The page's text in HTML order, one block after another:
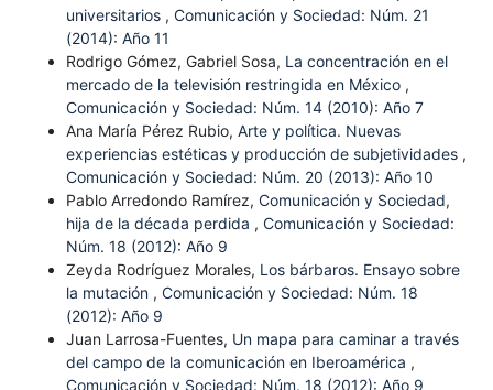
universitarios , Comunicación y Sociedad: Núm. 21
(2014): Año 11
Rodrigo Gómez, Gabriel Sosa, La concentración en el
mercado de la televisión restringida en México ,
Comunicación y Sociedad: Núm. 14 (2010): Año 7
Ana María Pérez Rubio, Arte y política. Nuevas
experiencias estéticas y producción de subjetividades ,
Comunicación y Sociedad: Núm. 20 (2013): Año 10
Pablo Arredondo Ramírez, Comunicación y Sociedad,
hija de la década perdida , Comunicación y Sociedad:
Núm. 18 (2012): Año 9
Zeyda Rodríguez Morales, Los bárbaros. Ensayo sobre
la mutación , Comunicación y Sociedad: Núm. 18
(2012): Año 9
Juan Larrosa-Fuentes, Un mapa para caminar a través
del campo de la comunicación en Iberoamérica ,
Comunicación y Sociedad: Núm. 18 (2012): Año 9